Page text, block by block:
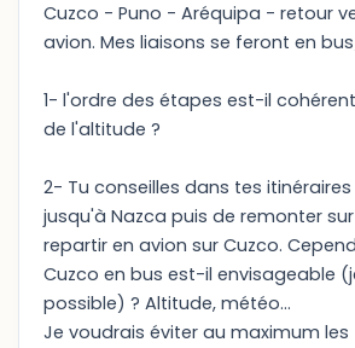
Cuzco - Puno - Aréquipa - retour
avion. Mes liaisons se feront en
1- l'ordre des étapes est-il
de l'altitude ?
2- Tu conseilles dans tes
jusqu'à Nazca puis de remonter
repartir en avion sur Cuzco.
Cuzco en bus est-il envisageable
possible) ? Altitude, météo...
Je voudrais éviter au maximum